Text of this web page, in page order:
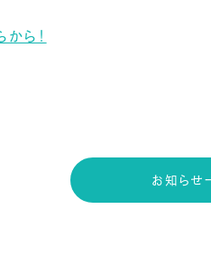
ら！
お知らせ